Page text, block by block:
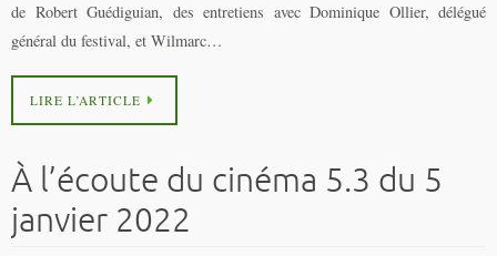
de Robert Guédiguian, des entretiens avec Dominique Ollier, délégué
général du festival, et Wilmarc…
LIRE L’ARTICLE
À l’écoute du cinéma 5.3 du 5
janvier 2022